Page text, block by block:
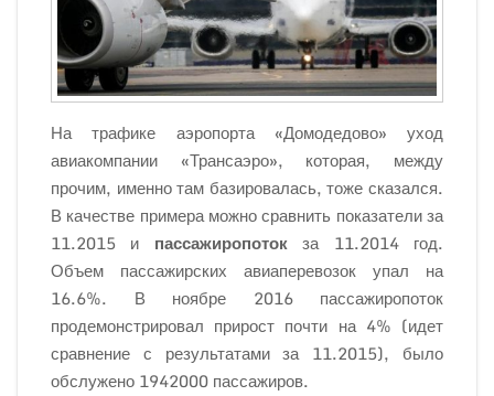
На трафике аэропорта «Домодедово» уход
авиакомпании «Трансаэро», которая, между
прочим, именно там базировалась, тоже сказался.
В качестве примера можно сравнить показатели за
11.2015 и пассажиропотокза 11.2014 год.
Объем пассажирских авиаперевозок упал на
16.6%. В ноябре 2016 пассажиропоток
продемонстрировал прирост почти на 4% (идет
сравнение с результатами за 11.2015), было
обслужено 1942000 пассажиров.